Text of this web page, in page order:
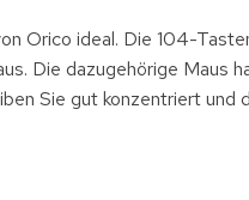
Orico ideal. Die 104-
Die dazugehörige Maus
Sie gut konzentriert und